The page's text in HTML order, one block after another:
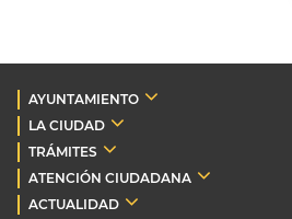
AYUNTAMIENTO
LA CIUDAD
TRÁMITES
ATENCIÓN CIUDADANA
ACTUALIDAD